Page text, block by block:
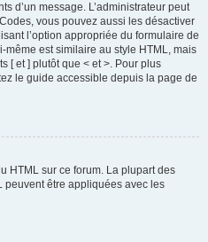
d’un message. L’administrateur peut
vous pouvez aussi les désactiver
l’option appropriée du formulaire de
est similaire au style HTML, mais
[ et ] plutôt que < et >. Pour plus
le guide accessible depuis la page de
HTML sur ce forum. La plupart des
peuvent être appliquées avec les